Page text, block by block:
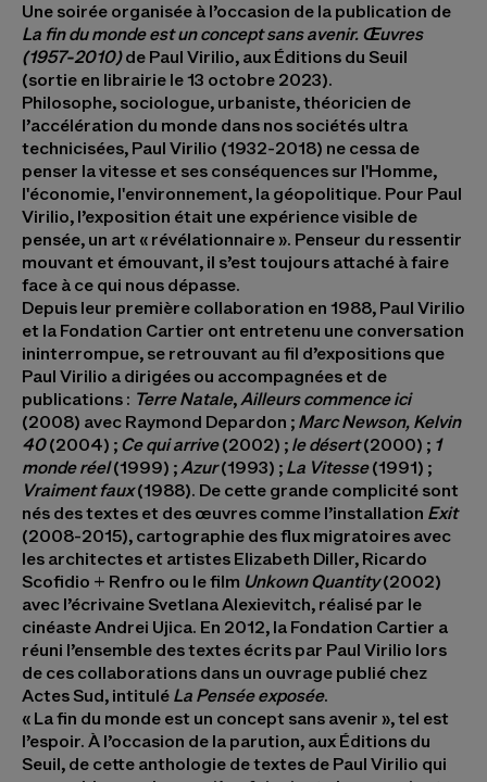
Une soirée organisée à l’occasion de la publication de
La fin du monde est un concept sans avenir. Œuvres
(1957-2010)de Paul Virilio, aux Éditions du Seuil
(sortie en librairie le 13 octobre 2023).
Philosophe, sociologue, urbaniste, théoricien de
l’accélération du monde dans nos sociétés ultra
technicisées, Paul Virilio (1932-2018) ne cessa de
penser la vitesse et ses conséquences sur l'Homme,
l'économie, l'environnement, la géopolitique. Pour Paul
Virilio, l’exposition était une expérience visible de
pensée, un art « révélationnaire ». Penseur du ressentir
mouvant et émouvant, il s’est toujours attaché à faire
face à ce qui nous dépasse.
Depuis leur première collaboration en 1988, Paul Virilio
et la Fondation Cartier ont entretenu une conversation
ininterrompue, se retrouvant au fil d’expositions que
Paul Virilio a dirigées ou accompagnées et de
publications : Terre Natale,Ailleurs commence ici
(2008) avec Raymond Depardon ; Marc Newson, Kelvin
40(2004) ; Ce qui arrive(2002) ; le désert(2000) ; 1
monde réel(1999) ;Azur(1993) ; La Vitesse(1991) ;
Vraiment faux(1988). De cette grande complicité sont
nés des textes et des œuvres comme l’installation Exit
(2008-2015), cartographie des flux migratoires avec
les architectes et artistes Elizabeth Diller, Ricardo
Scofidio + Renfro ou le film Unkown Quantity(2002)
avec l’écrivaine Svetlana Alexievitch, réalisé par le
cinéaste Andrei Ujica. En 2012, la Fondation Cartier a
réuni l’ensemble des textes écrits par Paul Virilio lors
de ces collaborations dans un ouvrage publié chez
Actes Sud, intitulé La Pensée exposée.
« La fin du monde est un concept sans avenir », tel est
l’espoir. À l’occasion de la parution, aux Éditions du
Seuil, de cette anthologie de textes de Paul Virilio qui